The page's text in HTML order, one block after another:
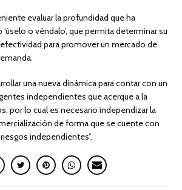
evaluar la profundidad que ha
o véndalo’, que permita determinar su
para promover un mercado de
una nueva dinámica para contar con un
independientes que acerque a la
por lo cual es necesario independizar la
de forma que se cuente con
independientes”.